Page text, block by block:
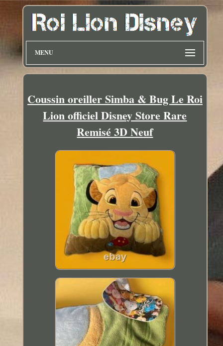
MENU
Coussin oreiller Simba & Bug Le Roi
Lion officiel Disney Store Rare
Remisé 3D Neuf